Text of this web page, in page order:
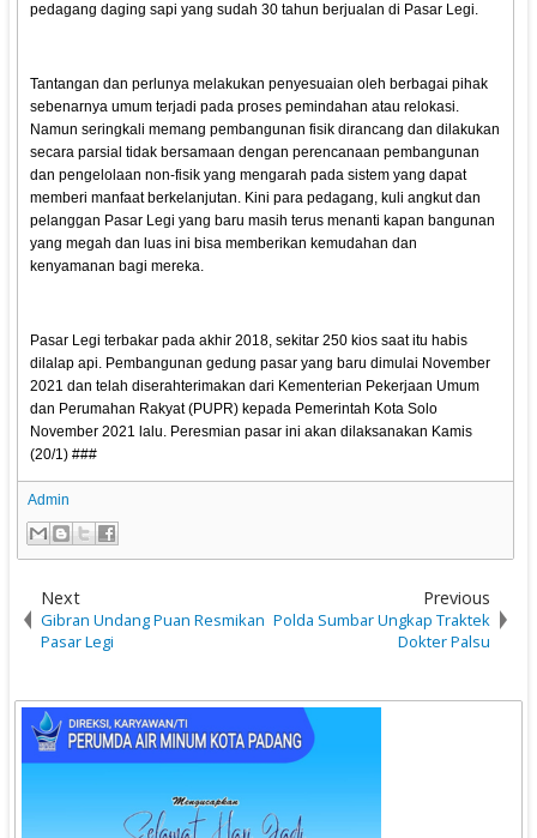
pedagang daging sapi yang sudah 30 tahun berjualan di Pasar Legi.
Tantangan dan perlunya melakukan penyesuaian oleh berbagai pihak
sebenarnya umum terjadi pada proses pemindahan atau relokasi.
Namun seringkali memang pembangunan fisik dirancang dan dilakukan
secara parsial tidak bersamaan dengan perencanaan pembangunan
dan pengelolaan non-fisik yang mengarah pada sistem yang dapat
memberi manfaat berkelanjutan. Kini para pedagang, kuli angkut dan
pelanggan Pasar Legi yang baru masih terus menanti kapan bangunan
yang megah dan luas ini bisa memberikan kemudahan dan
kenyamanan bagi mereka.
Pasar Legi terbakar pada akhir 2018, sekitar 250 kios saat itu habis
dilalap api. Pembangunan gedung pasar yang baru dimulai November
2021 dan telah diserahterimakan dari Kementerian Pekerjaan Umum
dan Perumahan Rakyat (PUPR) kepada Pemerintah Kota Solo
November 2021 lalu. Peresmian pasar ini akan dilaksanakan Kamis
(20/1) ###
Admin
Next
Gibran Undang Puan Resmikan
Pasar Legi
Previous
Polda Sumbar Ungkap Traktek
Dokter Palsu